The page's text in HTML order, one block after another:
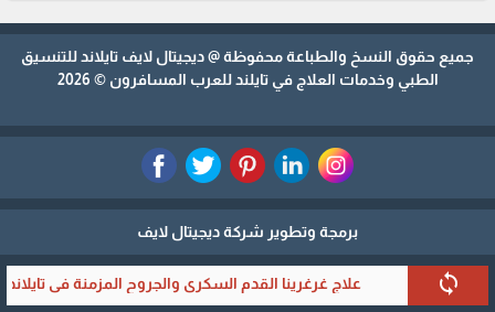
sync علاج غرغرينا القدم السكري والجروح المزمنة في تايلاند 2026 بدون بتر للقطريين على نفقة دولة قطر في مستشفى الدكتور بي
جميع حقوق النسخ والطباعة محفوظة @ديجيتال لايف تايلاندللتنسيق
الطبي وخدمات العلاج في تايلند للعرب المسافرون © 2026
برمجة وتطوير شركة ديجيتال لايف